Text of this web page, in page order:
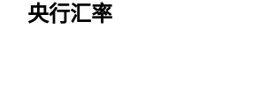
央行汇率